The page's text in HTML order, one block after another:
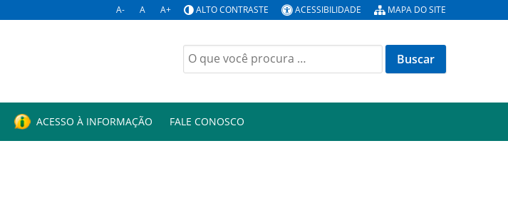
A- A A+ ALTO CONTRASTE ACESSIBILIDADE MAPA DO SITE
ACESSO À INFORMAÇÃO FALE CONOSCO